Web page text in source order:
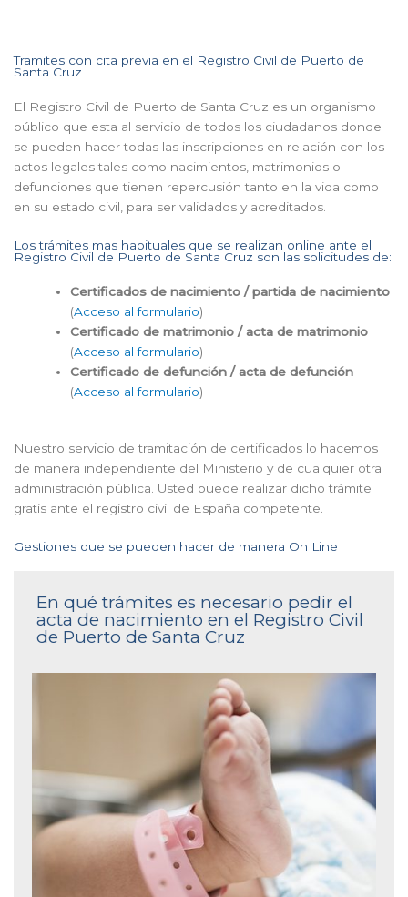
Tramites con cita previa en el Registro Civil de Puerto de
Santa Cruz
El Registro Civil de Puerto de Santa Cruz es un organismo
público que esta al servicio de todos los ciudadanos donde
se pueden hacer todas las inscripciones en relación con los
actos legales tales como nacimientos, matrimonios o
defunciones que tienen repercusión tanto en la vida como
en su estado civil, para ser validados y acreditados.
Los trámites mas habituales que se realizan online ante el
Registro Civil de Puerto de Santa Cruz son las solicitudes de:
Certificados de nacimiento / partida de nacimiento
(Acceso al formulario)
Certificado de matrimonio / acta de matrimonio
(Acceso al formulario)
Certificado de defunción / acta de defunción
(Acceso al formulario)
Nuestro servicio de tramitación de certificados lo hacemos
de manera independiente del Ministerio y de cualquier otra
administración pública. Usted puede realizar dicho trámite
gratis ante el registro civil de España competente.
Gestiones que se pueden hacer de manera On Line
En qué trámites es necesario pedir el
acta de nacimiento en el Registro Civil
de Puerto de Santa Cruz